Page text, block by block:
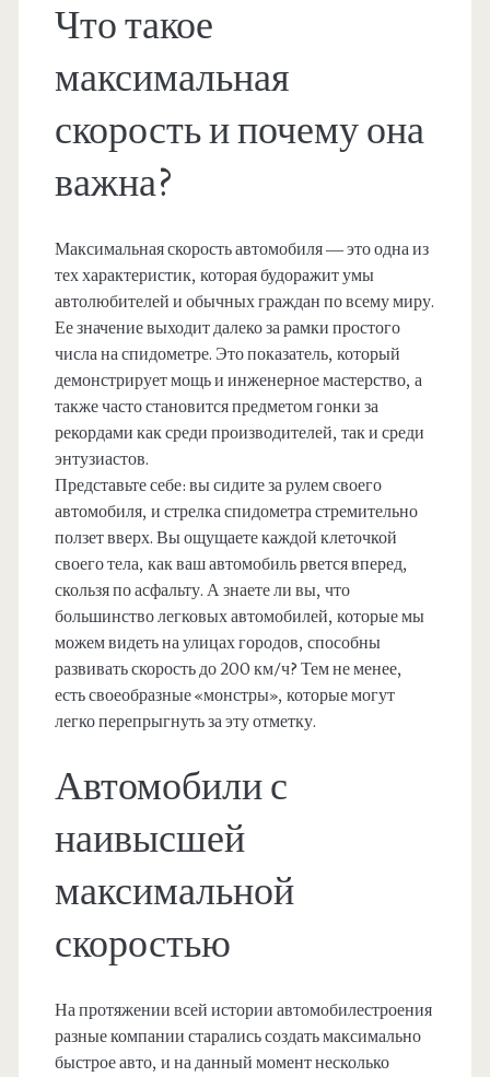
Что такое
максимальная
скорость и почему она
важна?
Максимальная скорость автомобиля — это одна из
тех характеристик, которая будоражит умы
автолюбителей и обычных граждан по всему миру.
Ее значение выходит далеко за рамки простого
числа на спидометре. Это показатель, который
демонстрирует мощь и инженерное мастерство, а
также часто становится предметом гонки за
рекордами как среди производителей, так и среди
энтузиастов.
Представьте себе: вы сидите за рулем своего
автомобиля, и стрелка спидометра стремительно
ползет вверх. Вы ощущаете каждой клеточкой
своего тела, как ваш автомобиль рвется вперед,
скользя по асфальту. А знаете ли вы, что
большинство легковых автомобилей, которые мы
можем видеть на улицах городов, способны
развивать скорость до 200 км/ч? Тем не менее,
есть своеобразные «монстры», которые могут
легко перепрыгнуть за эту отметку.
Автомобили с
наивысшей
максимальной
скоростью
На протяжении всей истории автомобилестроения
разные компании старались создать максимально
быстрое авто, и на данный момент несколько